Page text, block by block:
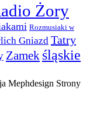
Żory
Rozmusiaki w
Gniazd Tatry
Zamek śląskie
Mephdesign Strony